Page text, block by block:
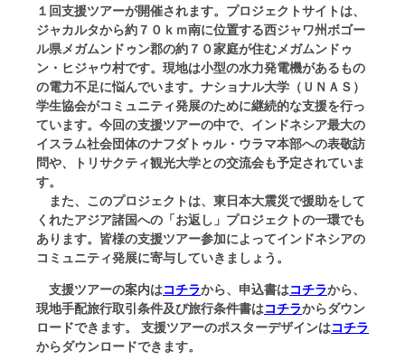
１回支援ツアーが開催されます。プロジェクトサイトは、
ジャカルタから約７０ｋｍ南に位置する西ジャワ州ボゴー
ル県メガムンドゥン郡の約７０家庭が住むメガムンドゥ
ン・ヒジャウ村です。現地は小型の水力発電機があるもの
の電力不足に悩んでいます。ナショナル大学（ＵＮＡＳ）
学生協会がコミュニティ発展のために継続的な支援を行っ
ています。今回の支援ツアーの中で、インドネシア最大の
イスラム社会団体のナフダトゥル・ウラマ本部への表敬訪
問や、トリサクティ観光大学との交流会も予定されていま
す。
また、このプロジェクトは、東日本大震災で援助をして
くれたアジア諸国への「お返し」プロジェクトの一環でも
あります。皆様の支援ツアー参加によってインドネシアの
コミュニティ発展に寄与していきましょう。
支援ツアーの案内はコチラから、申込書はコチラから、
現地手配旅行取引条件及び旅行条件書はコチラからダウン
ロードできます。 支援ツアーのポスターデザインはコチラ
からダウンロードできます。